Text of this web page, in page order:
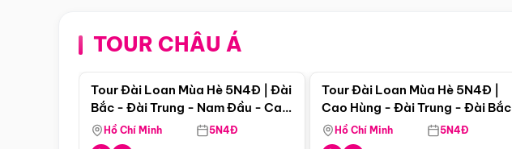
TOUR CHÂU ÁĐiểm nổi bật
Tour Đài Loan Mùa Hè 5N4Đ | Đài
Bắc - Đài Trung - Nam Đầu - Cao
Hùng ( Bay Vn)
Hồ Chí Minh 5N4Đ
Tour Đài Loan Mùa Hè 5N4Đ |
Cao Hùng - Đài Trung - Đài Bắc
(Bay Vj)
Hồ Chí Minh 5N4Đ